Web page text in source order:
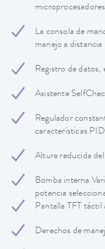
La consola de
manejo a distancia
Registro de
Asistente
Regulador
características
Altura reducida
Bomba interna
potencia
Pantalla TFT táctil
Derechos de